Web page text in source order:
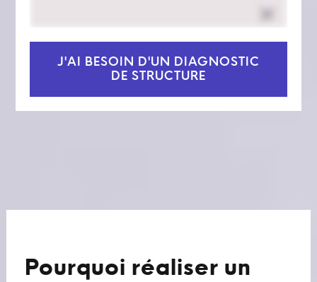
J'AI BESOIN D'UN DIAGNOSTIC
DE STRUCTURE
Pourquoi réaliser un